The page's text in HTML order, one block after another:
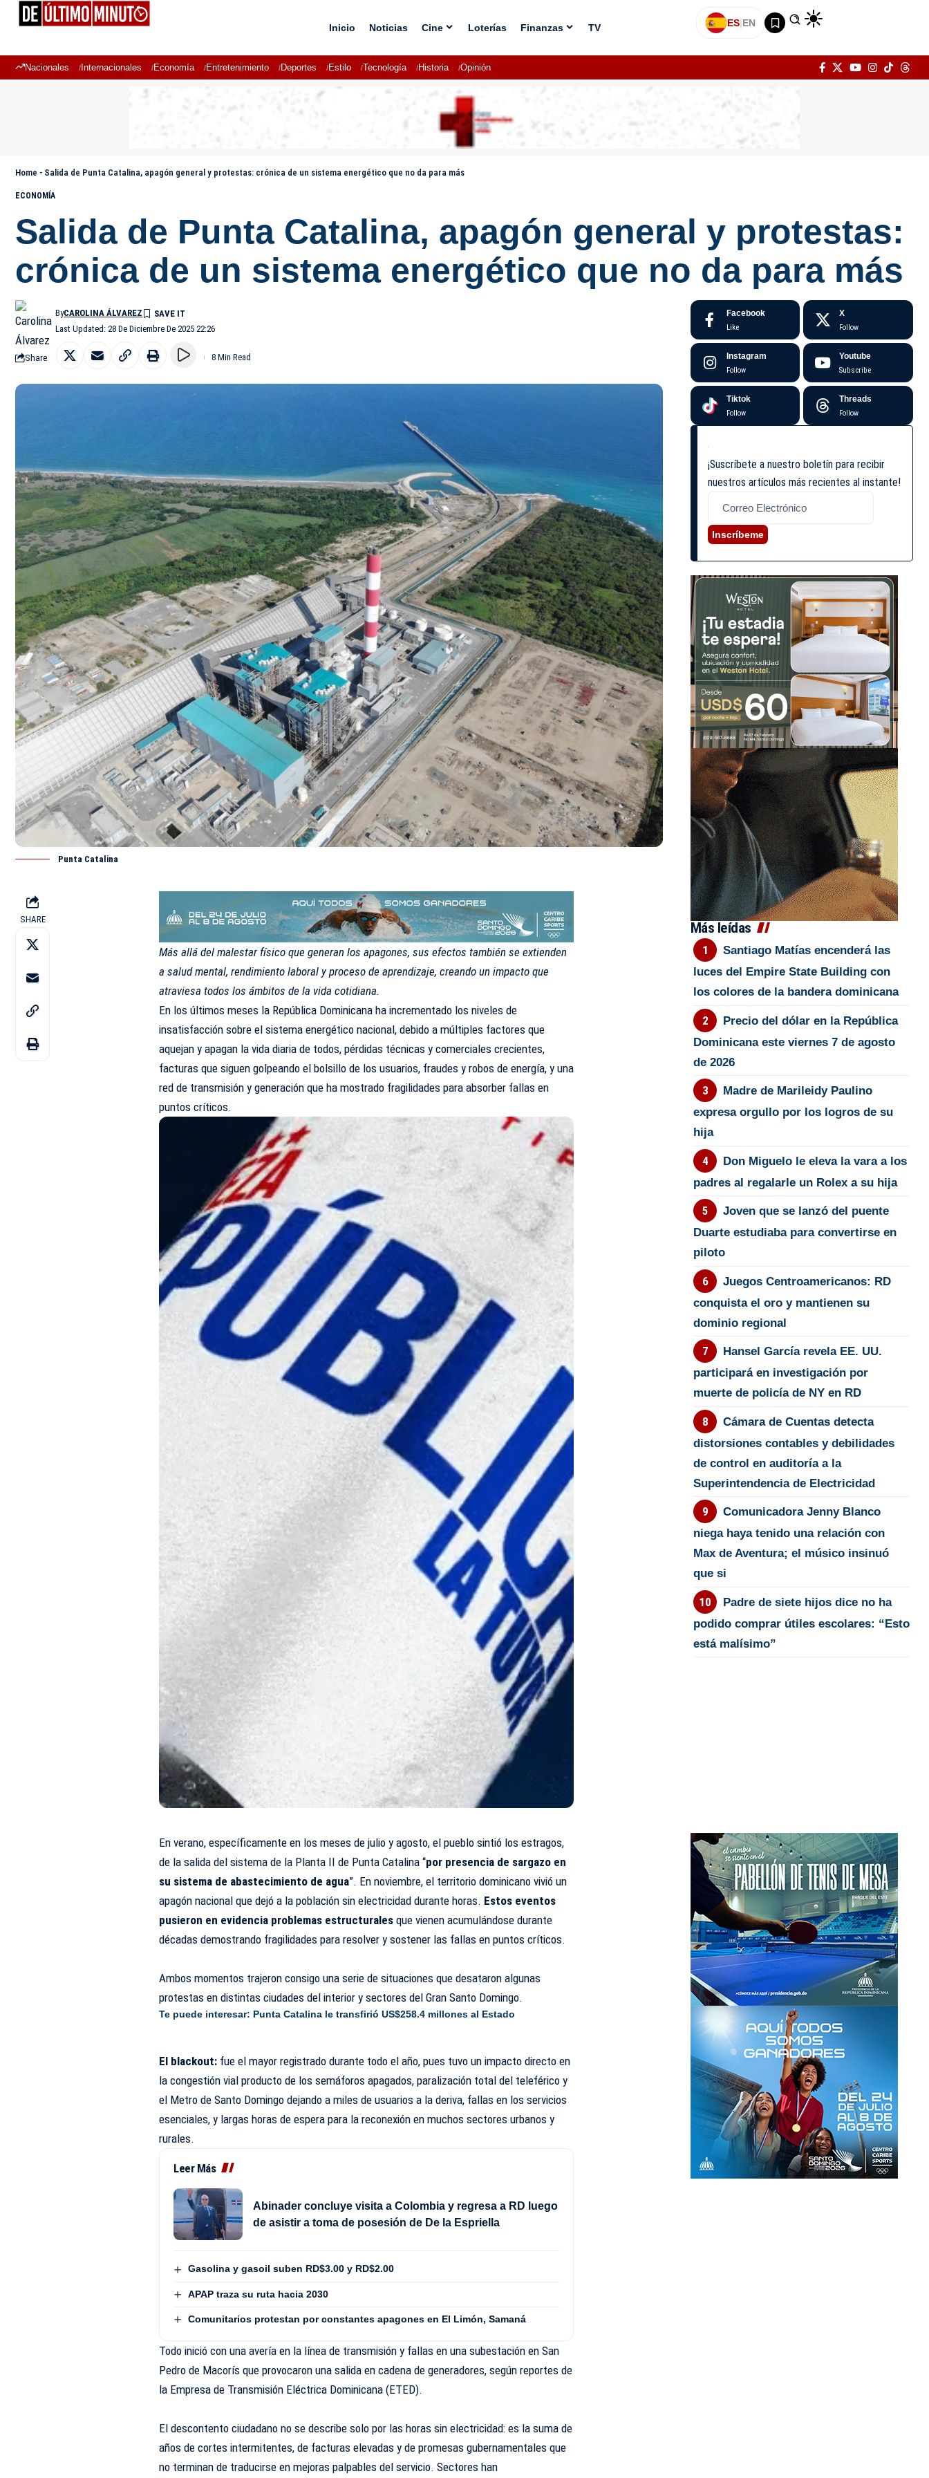
Inicio Noticias Cine Loterías Finanzas TV ES|EN
Nacionales Internacionales Economía Entretenimiento Deportes Estilo Tecnología Historia Opinión
Home - Salida de Punta Catalina, apagón general y protestas: crónica de un sistema energético que no da para más
ECONOMÍA
Salida de Punta Catalina, apagón general y protestas:
crónica de un sistema energético que no da para más
Last Updated: 28 De Diciembre De 2025 22:26
ByCAROLINA ÁLVAREZ
Share 8 Min Read
Punta Catalina
SHARE
Más allá del malestar físico que generan los apagones, sus efectos también se extienden
a salud mental, rendimiento laboral y proceso de aprendizaje, creando un impacto que
atraviesa todos los ámbitos de la vida cotidiana.
En los últimos meses la República Dominicana ha incrementado los niveles de
insatisfacción sobre el sistema energético nacional, debido a múltiples factores que
aquejan y apagan la vida diaria de todos, pérdidas técnicas y comerciales crecientes,
facturas que siguen golpeando el bolsillo de los usuarios, fraudes y robos de energía, y una
red de transmisión y generación que ha mostrado fragilidades para absorber fallas en
puntos críticos.
En verano, específicamente en los meses de julio y agosto, el pueblo sintió los estragos,
de la salida del sistema de la Planta II de PuntaCatalina“por presencia de sargazo en
su sistema de abastecimiento de agua”. En noviembre, el territorio dominicano vivió un
apagón nacional que dejó a la población sin electricidad durante horas. Estos eventos
pusieron en evidencia problemas estructurales que vienen acumulándose durante
décadas demostrando fragilidades para resolver y sostener las fallas en puntos críticos.
Ambos momentos trajeron consigo una serie de situaciones que desataron algunas
protestas en distintas ciudades del interior y sectores del Gran Santo Domingo.
Te puede interesar: Punta Catalina le transfirió US$258.4 millones al Estado
El blackout: fue el mayor registrado durante todo el año, pues tuvo un impacto directo en
la congestión vial producto de los semáforos apagados, paralización total del teleférico y
el Metro de Santo Domingo dejando a miles de usuarios a la deriva, fallas en los servicios
esenciales, y largas horas de espera para la reconexión en muchos sectores urbanos y
rurales.
Leer Más
Abinader concluye visita a Colombia y regresa a RD luego
de asistir a toma de posesión de De la Espriella
Gasolina y gasoil suben RD$3.00 y RD$2.00
APAP traza su ruta hacia 2030
Comunitarios protestan por constantes apagones en El Limón, Samaná
Todo inició con una avería en la línea de transmisión y fallas en una subestación en San
Pedro de Macorís que provocaron una salida en cadena de generadores, según reportes de
la Empresa de Transmisión Eléctrica Dominicana (ETED).
El descontento ciudadano no se describe solo por las horas sin electricidad: es la suma de
años de cortes intermitentes, de facturas elevadas y de promesas gubernamentales que
no terminan de traducirse en mejoras palpables del servicio. Sectores han
Facebook
Like
X
Follow
Instagram
Follow
Youtube
Subscribe
Tiktok
Follow
Threads
Follow
¡Suscríbete a nuestro boletín para recibir
nuestros artículos más recientes al instante!
Inscríbeme
Más leídas
Santiago Matías encenderá las
luces del Empire State Building con
los colores de la bandera dominicana
Precio del dólar en la República
Dominicana este viernes 7 de agosto
de 2026
Madre de Marileidy Paulino
expresa orgullo por los logros de su
hija
Don Miguelo le eleva la vara a los
padres al regalarle un Rolex a su hija
Joven que se lanzó del puente
Duarte estudiaba para convertirse en
piloto
Juegos Centroamericanos: RD
conquista el oro y mantienen su
dominio regional
Hansel García revela EE. UU.
participará en investigación por
muerte de policía de NY en RD
Cámara de Cuentas detecta
distorsiones contables y debilidades
de control en auditoría a la
Superintendencia de Electricidad
Comunicadora Jenny Blanco
niega haya tenido una relación con
Max de Aventura; el músico insinuó
que si
Padre de siete hijos dice no ha
podido comprar útiles escolares: “Esto
está malísimo”